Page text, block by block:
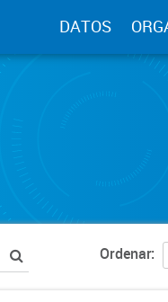
DATOS
Ordenar